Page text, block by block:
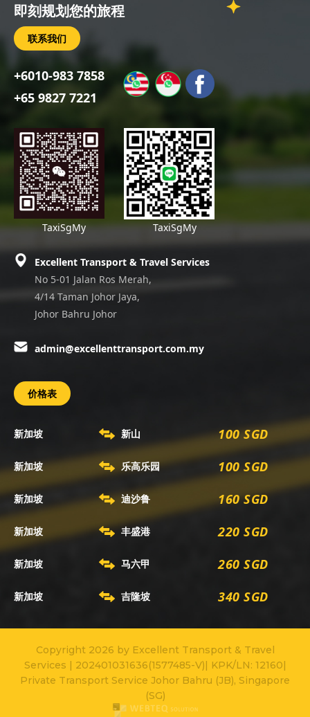
即刻规划您的旅程
联系我们
+6010-983 7858
+65 9827 7221
TaxiSgMy TaxiSgMy
Excellent Transport & Travel Services
No 5-01 Jalan Ros Merah,
4/14 Taman Johor Jaya,
Johor Bahru Johor
admin@excellenttransport.com.my
价格表
新加坡 新山 100 SGD
新加坡 乐高乐园 100 SGD
新加坡 迪沙鲁 160 SGD
新加坡 丰盛港 220 SGD
新加坡 马六甲 260 SGD
新加坡 吉隆坡 340 SGD
Copyright 2026 by Excellent Transport & Travel
Services | 202401031636(1577485-V)| KPK/LN: 12160|
Private Transport Service Johor Bahru (JB), Singapore
(SG)